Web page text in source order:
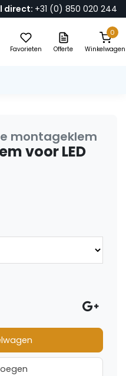
direct: +31 (0) 850 020 244
Favorieten Offerte
0
Winkelwagen
montageklem
voor LED